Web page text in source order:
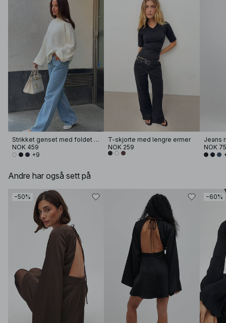
Strikket genset med foldet erme
NOK 459
+9
T-skjorte med lengre ermer
NOK 259
Jeans
NOK
Andre har også sett på
−50% −60%